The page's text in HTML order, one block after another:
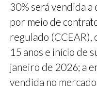
30% será vendida
por meio de
regulado (CCEAR),
15 anos e início de
janeiro de 2026; a
vendida no